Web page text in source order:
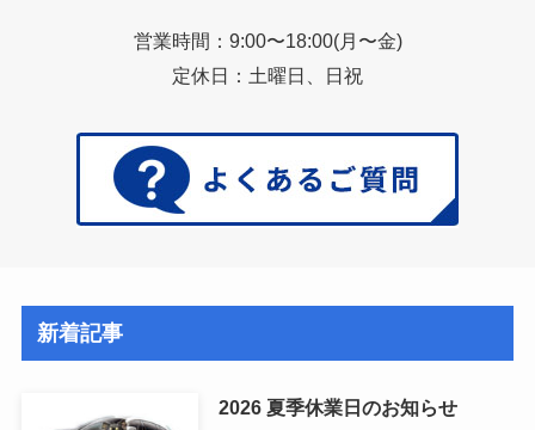
営業時間：9:00〜18:00(月〜金)
定休日：土曜日、日祝
新着記事
2026 夏季休業日のお知らせ